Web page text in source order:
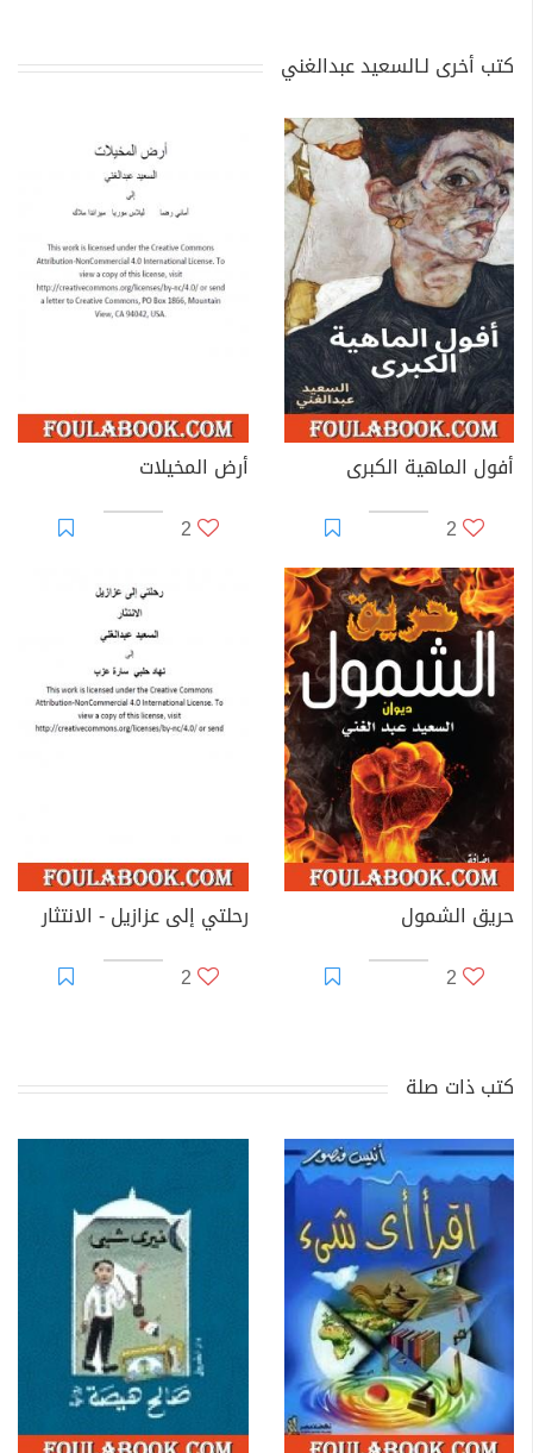
كتب أخرى لـالسعيد عبدالغني
أفول الماهية الكبرى
2
أرض المخيلات
2
حريق الشمول
2
رحلتي إلى عزازيل - الانتثار
2
كتب ذات صلة